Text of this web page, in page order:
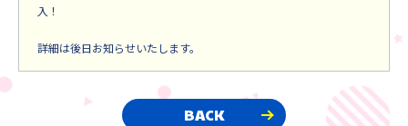
入！
詳細は後日お知らせいたします。
BACK